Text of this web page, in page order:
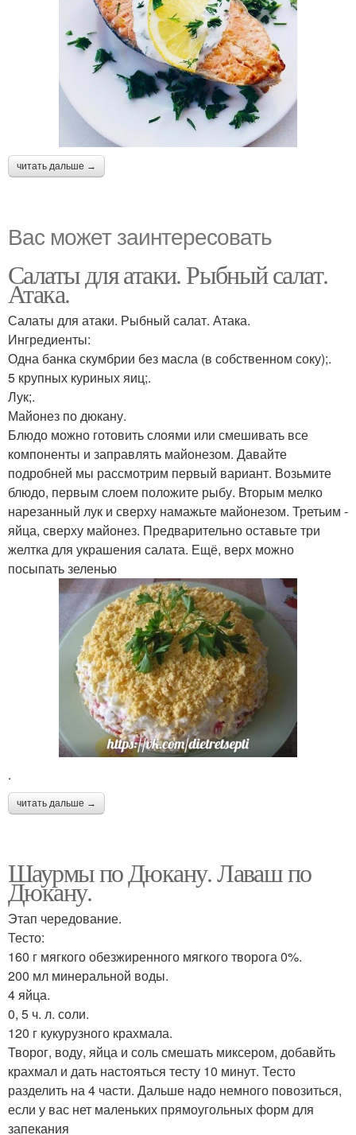
читать дальше →
Вас может заинтересовать
Салаты для атаки. Рыбный салат.
Атака.
Салаты для атаки. Рыбный салат. Атака.
Ингредиенты:
Одна банка скумбрии без масла (в собственном соку);.
5 крупных куриных яиц;.
Лук;.
Майонез по дюкану.
Блюдо можно готовить слоями или смешивать все
компоненты и заправлять майонезом. Давайте
подробней мы рассмотрим первый вариант. Возьмите
блюдо, первым слоем положите рыбу. Вторым мелко
нарезанный лук и сверху намажьте майонезом. Третьим -
яйца, сверху майонез. Предварительно оставьте три
желтка для украшения салата. Ещё, верх можно
посыпать зеленью
.
читать дальше →
Шаурмы по Дюкану. Лаваш по
Дюкану.
Этап чередование.
Тесто:
160 г мягкого обезжиренного мягкого творога 0%.
200 мл минеральной воды.
4 яйца.
0, 5 ч. л. соли.
120 г кукурузного крахмала.
Творог, воду, яйца и соль смешать миксером, добавйть
крахмал и дать настояться тесту 10 минут. Тесто
разделить на 4 части. Дальше надо немного повозиться,
если у вас нет маленьких прямоугольных форм для
запекания